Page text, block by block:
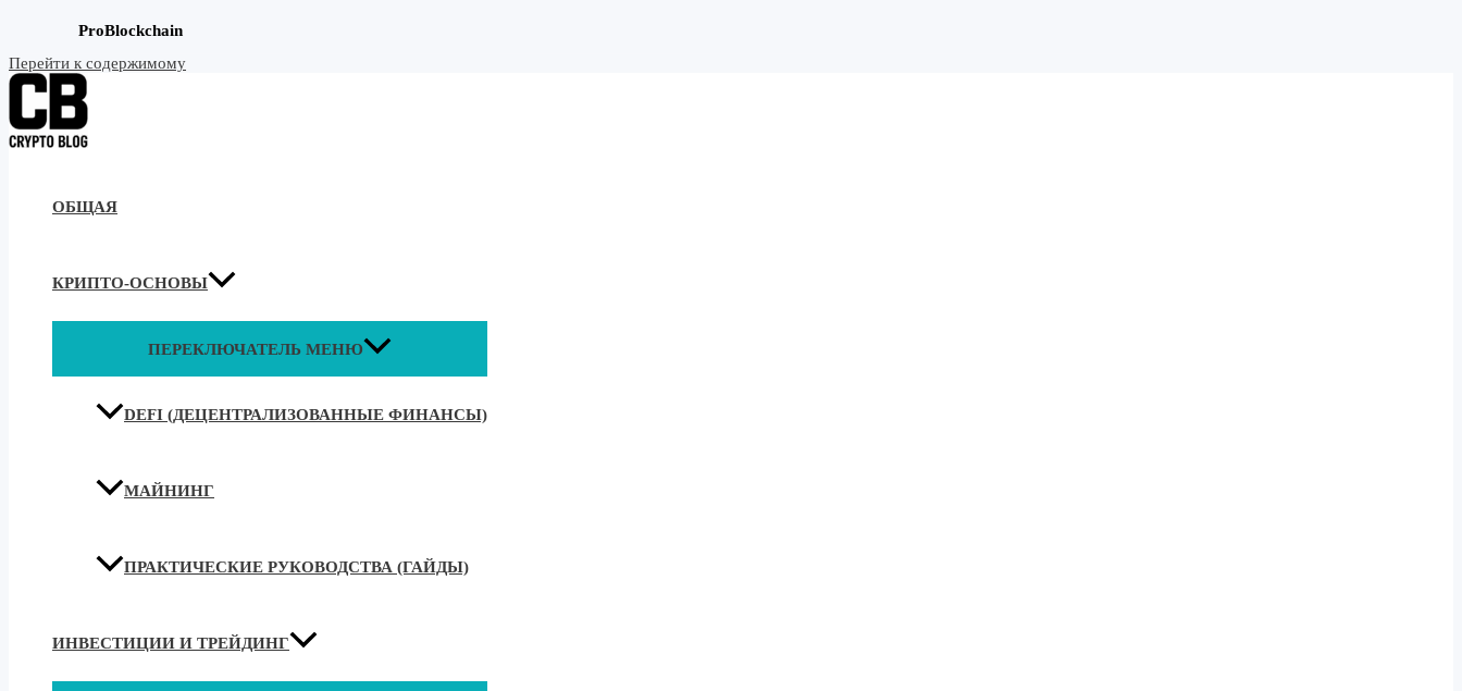
ProBlockchain
Перейти к содержимому
ОБЩАЯ
КРИПТО-ОСНОВЫ
ПЕРЕКЛЮЧАТЕЛЬ МЕНЮ
DEFI (ДЕЦЕНТРАЛИЗОВАННЫЕ ФИНАНСЫ)
МАЙНИНГ
ПРАКТИЧЕСКИЕ РУКОВОДСТВА (ГАЙДЫ)
ИНВЕСТИЦИИ И ТРЕЙДИНГ